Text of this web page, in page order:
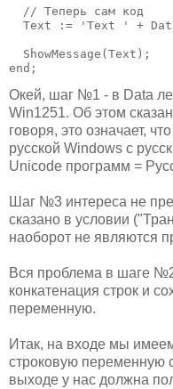
  // Теперь сам код
Text := 'Text ' +
ShowMessage(Text);
end;
Окей, шаг №1 - в Data
Win1251. Об этом
говоря, это означает,
русской Windows с
Unicode программ =
Шаг №3 интереса не
сказано в условии
наоборот не являются
Вся проблема в шаге
конкатенация строк и
переменную.
Итак, на входе мы
строковую переменную
выходе у нас должна